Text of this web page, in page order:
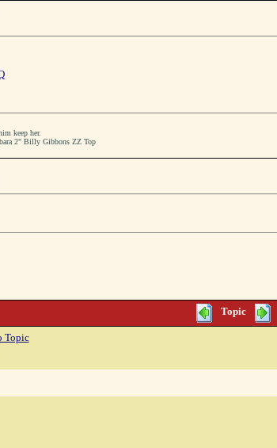
keep her.
2" Billy Gibbons ZZ Top
Topic
Topic